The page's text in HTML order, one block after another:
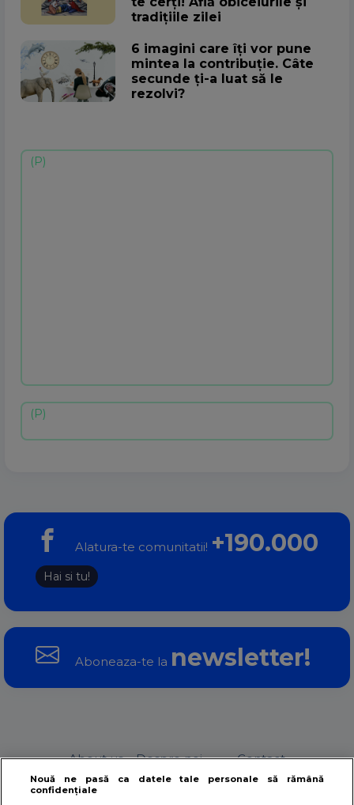
tradițiile zilei
6 imagini care îți vor pune
mintea la contribuție. Câte
secunde ți-a luat să le
rezolvi?
Alatura-te comunitatii! +190.000
Hai si tu!
Aboneaza-te la newsletter!
About us – Despre noi Contact
Nouă ne pasă ca datele tale personale să rămână
confidențiale